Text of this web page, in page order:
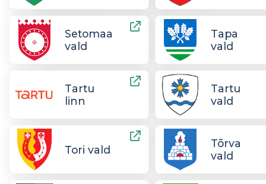
Setomaa
vald
Tapa
vald
Tartu
linn
Tartu
vald
Tori vald
Tõrva
vald